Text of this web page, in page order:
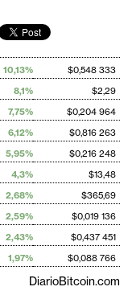
10,13%
$0,548 333
8,1%
$2,29
7,75%
$0,204 964
6,12%
$0,816 263
5,95%
$0,216 248
4,3%
$13,48
2,68%
$365,69
2,59%
$0,019 136
2,43%
$0,437 451
1,97% $0,088 766
DiarioBitcoin.com